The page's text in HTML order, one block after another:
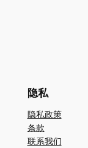
隐私
隐私政策
条款
联系我们